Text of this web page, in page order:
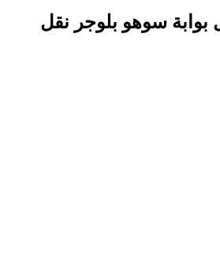
بوابة سوهو بلوجر نقل